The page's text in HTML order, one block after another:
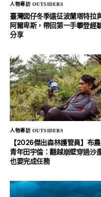
人物專訪 OUTSIDERS
臺灣囡仔冬季遠征波蘭塔特拉
阿爾卑斯，帶回第一手攀登經
分享
人物專訪 OUTSIDERS
【2026傑出森林護管員】布農
青年田宇倫：翻越崩壁穿過沙
也要完成任務